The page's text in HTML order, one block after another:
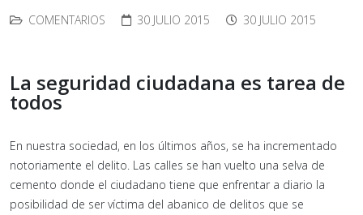
COMENTARIOS 30 JULIO 2015 30 JULIO 2015
La seguridad ciudadana es tarea de
todos
En nuestra sociedad, en los últimos años, se ha incrementado
notoriamente el delito. Las calles se han vuelto una selva de
cemento donde el ciudadano tiene que enfrentar a diario la
posibilidad de ser víctima del abanico de delitos que se